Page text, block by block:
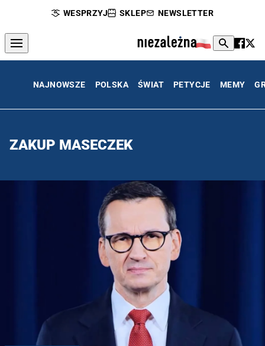
WESPRZYJ SKLEP NEWSLETTER
NAJNOWSZE POLSKA ŚWIAT PETYCJE MEMY
ZAKUP MASECZEK